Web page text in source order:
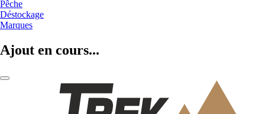
Pêche
Déstockage
Marques
Ajout en cours...